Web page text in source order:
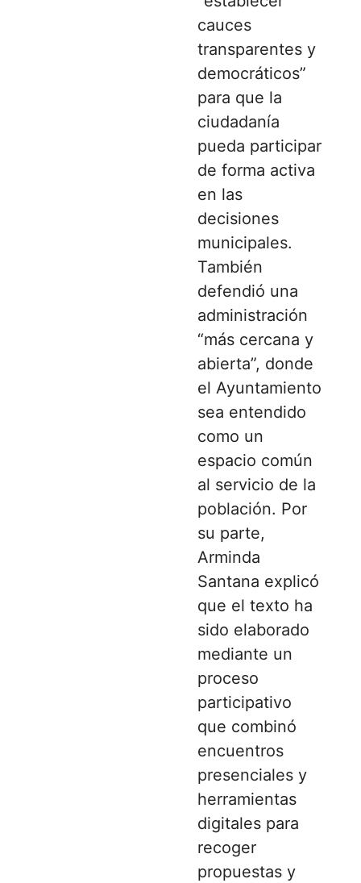
cauces
transparentes y
democráticos”
para que la
ciudadanía
pueda participar
de forma activa
en las
decisiones
municipales.
También
defendió una
administración
“más cercana y
abierta”, donde
el Ayuntamiento
sea entendido
como un
espacio común
al servicio de la
población. Por
su parte,
Arminda
Santana explicó
que el texto ha
sido elaborado
mediante un
proceso
participativo
que combinó
encuentros
presenciales y
herramientas
digitales para
recoger
propuestas y